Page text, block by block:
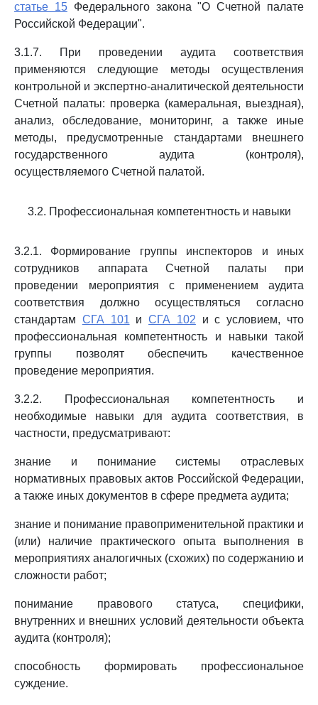
статье 15Федерального закона "О Счетной палате
Российской Федерации".
3.1.7. При проведении аудита соответствия
применяются следующие методы осуществления
контрольной и экспертно-аналитической деятельности
Счетной палаты: проверка (камеральная, выездная),
анализ, обследование, мониторинг, а также иные
методы, предусмотренные стандартами внешнего
государственного аудита (контроля),
осуществляемого Счетной палатой.
3.2. Профессиональная компетентность и навыки
3.2.1. Формирование группы инспекторов и иных
сотрудников аппарата Счетной палаты при
проведении мероприятия с применением аудита
соответствия должно осуществляться согласно
стандартам СГА 101 иСГА 102 и с условием, что
профессиональная компетентность и навыки такой
группы позволят обеспечить качественное
проведение мероприятия.
3.2.2. Профессиональная компетентность и
необходимые навыки для аудита соответствия, в
частности, предусматривают:
знание и понимание системы отраслевых
нормативных правовых актов Российской Федерации,
а также иных документов в сфере предмета аудита;
знание и понимание правоприменительной практики и
(или) наличие практического опыта выполнения в
мероприятиях аналогичных (схожих) по содержанию и
сложности работ;
понимание правового статуса, специфики,
внутренних и внешних условий деятельности объекта
аудита (контроля);
способность формировать профессиональное
суждение.